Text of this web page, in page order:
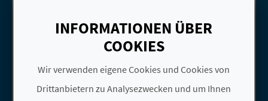
Hoteles
Gehen Sie auf die Seite
ALOJAMIENTOS SANTA
POLA
INFORMATIONEN ÜBER
COOKIES
Wir verwenden eigene Cookies und Cookies von
Drittanbietern zu Analysezwecken und um Ihnen